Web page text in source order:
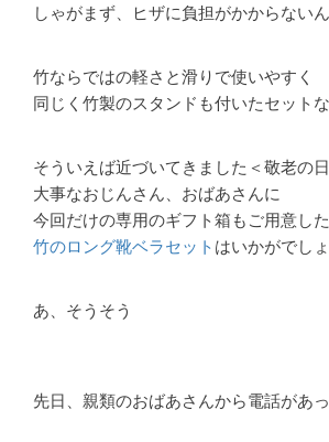
しゃがまず、ヒザに負担がかからないん
竹ならではの軽さと滑りで使いやすく
同じく竹製のスタンドも付いたセット
そういえば近づいてきました＜敬老の日
大事なおじんさん、おばあさんに
今回だけの専用のギフト箱もご用意した
竹のロング靴ベラセット はいかがでし
あ、そうそう
先日、親類のおばあさんから電話があ